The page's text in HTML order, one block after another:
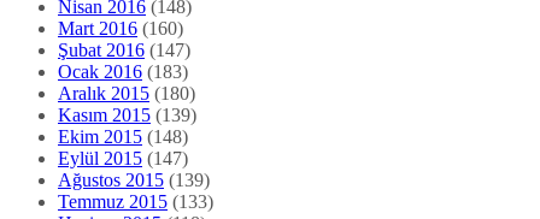
Nisan 2016 (148)
Mart 2016 (160)
Şubat 2016 (147)
Ocak 2016 (183)
Aralık 2015 (180)
Kasım 2015 (139)
Ekim 2015 (148)
Eylül 2015 (147)
Ağustos 2015 (139)
Temmuz 2015 (133)